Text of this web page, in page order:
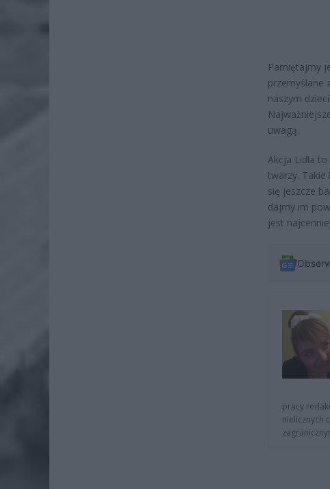
Pamiętajmy
przemyślane
naszym
uwagą.
Akcja Lidla to
twarzy. Takie
się jeszcze
dajmy im
jest
pracy
nielicznych